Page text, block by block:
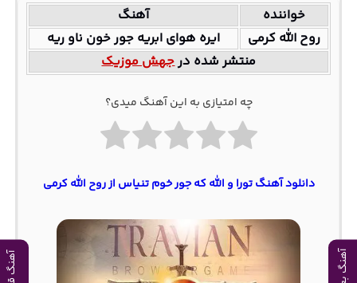
خواننده
آهنگ
روح الله کرمی
ایره هوای ابریه جور خون ناو ریه
منتشر شده درجهش موزیک
چه امتیازی به این آهنگ میدی؟
دانلود آهنگ تورا و الله که جور خوم تنیاس از روح الله کرمی